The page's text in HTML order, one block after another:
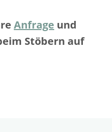
Anfrage und
Stöbern auf